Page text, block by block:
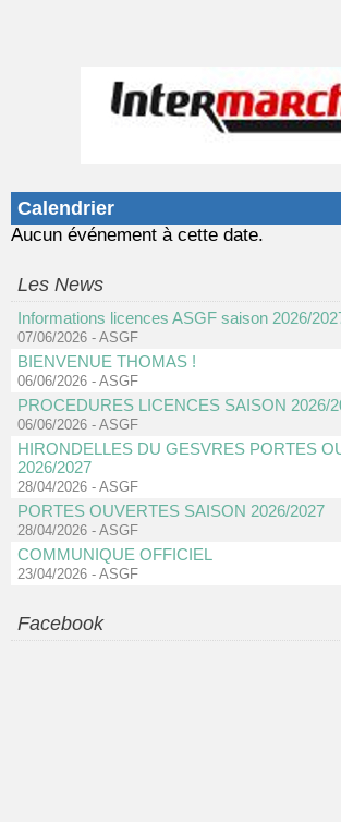
Calendrier
Aucun événement à cette date.
Les News
Informations licences ASGF saison 2026/
07/06/2026 - ASGF
BIENVENUE THOMAS !
06/06/2026 - ASGF
PROCEDURES LICENCES SAISON 2026/
06/06/2026 - ASGF
HIRONDELLES DU GESVRES PORTES
2026/2027
28/04/2026 - ASGF
PORTES OUVERTES SAISON 2026/2027
28/04/2026 - ASGF
COMMUNIQUE OFFICIEL
23/04/2026 - ASGF
Facebook